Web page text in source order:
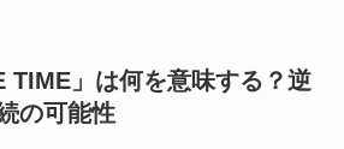
TIME」は何を意味する？逆
の可能性